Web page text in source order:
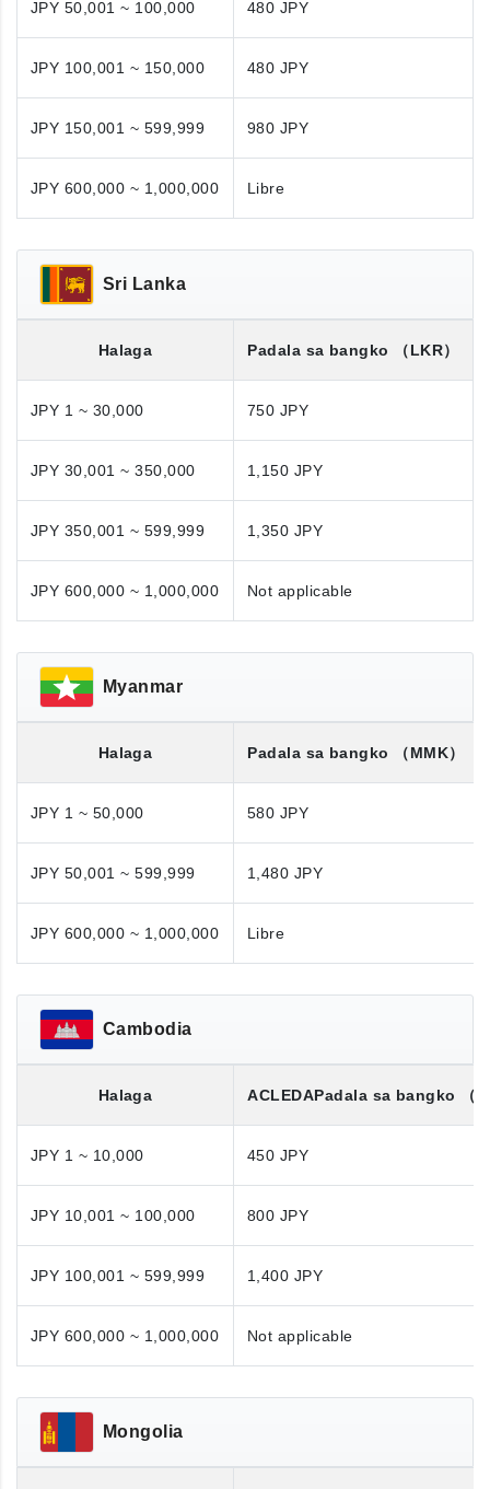
JPY 50,001 ~ 100,000 480 JPY
JPY 100,001 ~ 150,000 480 JPY
JPY 150,001 ~ 599,999 980 JPY
JPY 600,000 ~ 1,000,000 Libre
Sri Lanka
Halaga Padala sa bangko （LKR）
JPY 1 ~ 30,000 750 JPY
JPY 30,001 ~ 350,000 1,150 JPY
JPY 350,001 ~ 599,999 1,350 JPY
JPY 600,000 ~ 1,000,000 Not applicable
Myanmar
Halaga Padala sa bangko （MMK）
JPY 1 ~ 50,000 580 JPY
JPY 50,001 ~ 599,999 1,480 JPY
JPY 600,000 ~ 1,000,000 Libre
Cambodia
Halaga ACLEDAPadala sa bangko （
JPY 1 ~ 10,000 450 JPY
JPY 10,001 ~ 100,000 800 JPY
JPY 100,001 ~ 599,999 1,400 JPY
JPY 600,000 ~ 1,000,000 Not applicable
Mongolia